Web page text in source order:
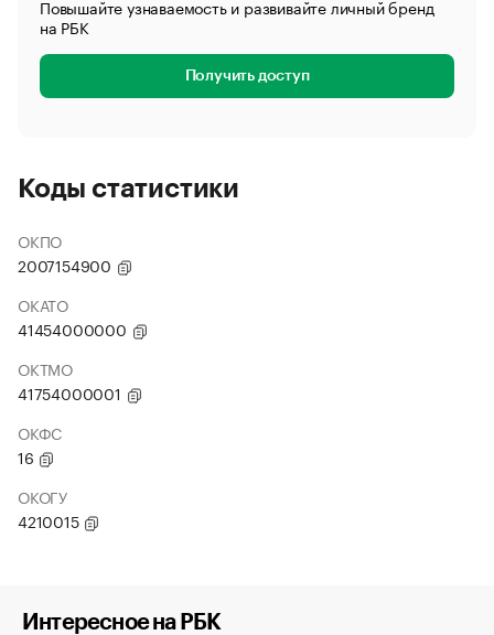
Повышайте узнаваемость и развивайте личный бренд
на РБК
Получить доступ
Коды статистики
ОКПО
2007154900
ОКАТО
41454000000
ОКТМО
41754000001
ОКФС
16
ОКОГУ
4210015
Интересное на РБК